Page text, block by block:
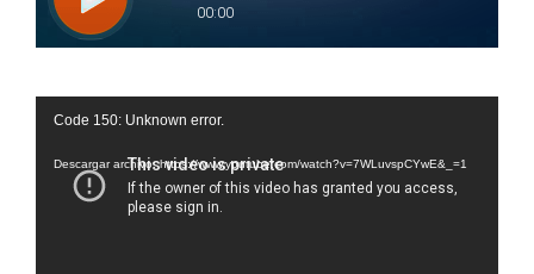
Reproductor
vídeo
Code 150: Unknown error.
Descargar archivo: https://www.youtube.com/watch?v=7WLuvspCYwE&_=1